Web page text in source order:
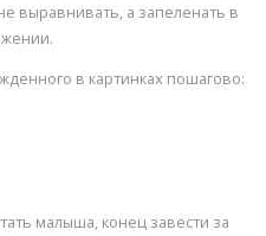
выравнивать, а запеленать в
в картинках пошагово:
малыша, конец завести за